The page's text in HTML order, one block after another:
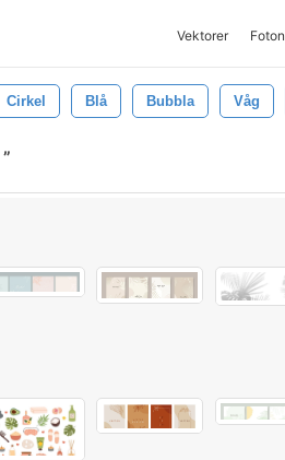
Vektorer Foton
Cirkel Blå Bubbla Våg